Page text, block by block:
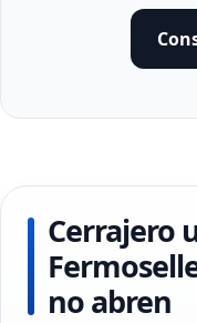
Cerrajero
no abren